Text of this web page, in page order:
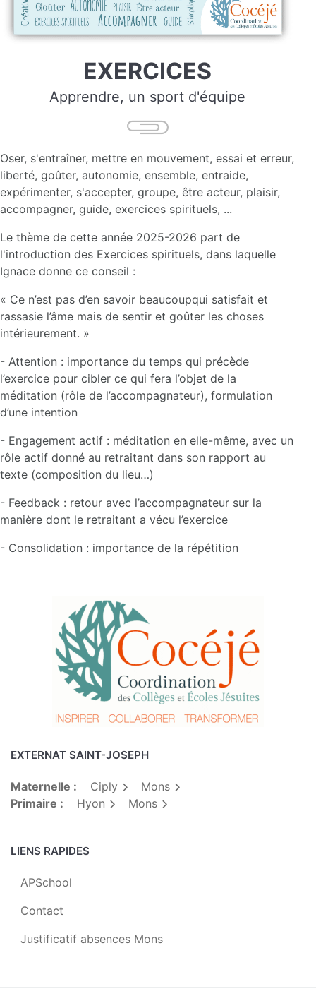
EXERCICES
Apprendre, un sport d'équipe
Oser, s'entraîner, mettre en mouvement, essai et erreur,
liberté, goûter, autonomie, ensemble, entraide,
expérimenter, s'accepter, groupe, être acteur, plaisir,
accompagner, guide, exercices spirituels, ...
Le thème de cette année 2025-2026 part de
l'introduction des Exercices spirituels, dans laquelle
Ignace donne ce conseil :
« Ce n’est pas d’en savoir beaucoupqui satisfait et
rassasie l’âme mais de sentir et goûter les choses
intérieurement. »
- Attention : importance du temps qui précède
l’exercice pour cibler ce qui fera l’objet de la
méditation (rôle de l’accompagnateur), formulation
d’une intention
- Engagement actif : méditation en elle-même, avec un
rôle actif donné au retraitant dans son rapport au
texte (composition du lieu…)
- Feedback : retour avec l’accompagnateur sur la
manière dont le retraitant a vécu l’exercice
- Consolidation : importance de la répétition
EXTERNAT SAINT-JOSEPH
Maternelle : Ciply
Mons
Primaire :
Hyon Mons
LIENS RAPIDES
APSchool
Contact
Justificatif absences Mons